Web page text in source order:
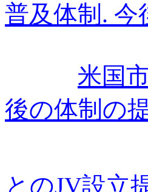
普及体制. 今
米国
後の体制の
とのJV設立